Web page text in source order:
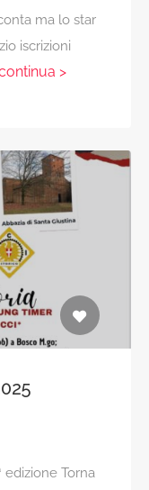
ma lo star
iscrizioni
>
edizione Torna